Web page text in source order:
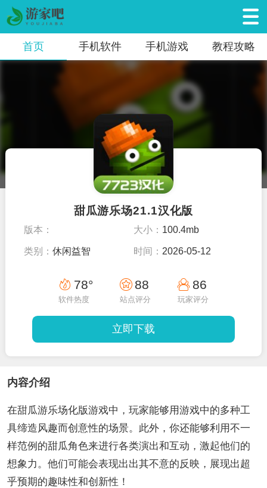
首页 手机软件 手机游戏 教程攻略
甜瓜游乐场21.1汉化版
版本： 大小： 100.4mb
类别：休闲益智 时间： 2026-05-12
78°
软件热度
88
站点评分
86
玩家评分
立即下载
内容介绍
在甜瓜游乐场化版游戏中，玩家能够用游戏中的多种工
具缔造风趣而创意性的场景。此外，你还能够利用不一
样范例的甜瓜角色来进行各类演出和互动，激起他们的
想象力。他们可能会表现出出其不意的反映，展现出超
乎预期的趣味性和创新性！